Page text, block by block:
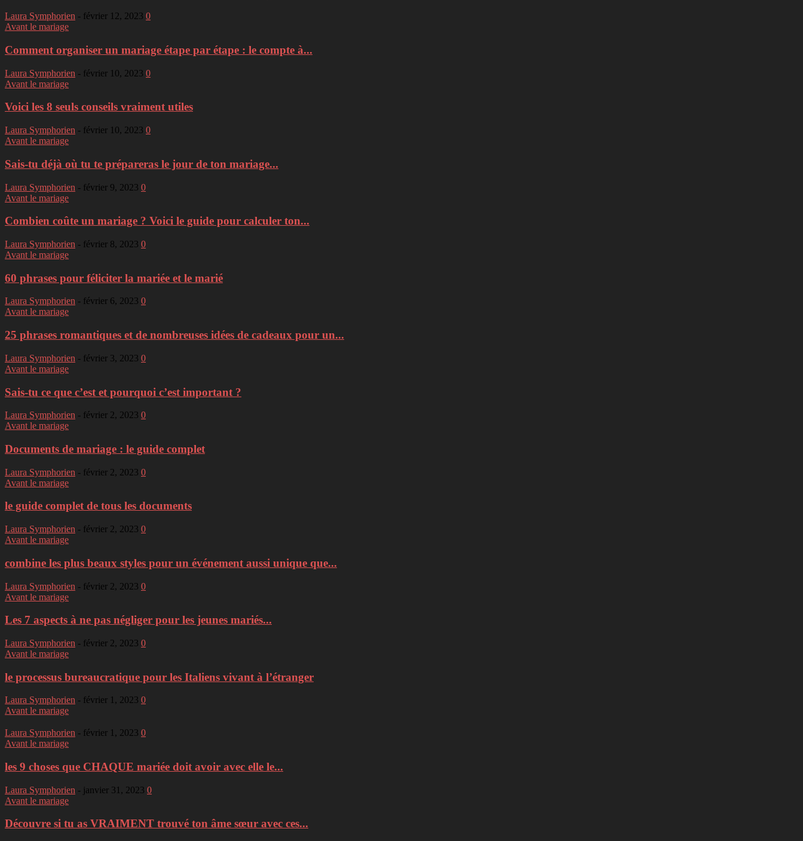
Laura Symphorien - février 12, 2023 0
Avant le mariage
Comment organiser un mariage étape par étape : le compte à...
Laura Symphorien - février 10, 2023 0
Avant le mariage
Voici les 8 seuls conseils vraiment utiles
Laura Symphorien - février 10, 2023 0
Avant le mariage
Sais-tu déjà où tu te prépareras le jour de ton mariage...
Laura Symphorien - février 9, 2023 0
Avant le mariage
Combien coûte un mariage ? Voici le guide pour calculer ton...
Laura Symphorien - février 8, 2023 0
Avant le mariage
60 phrases pour féliciter la mariée et le marié
Laura Symphorien - février 6, 2023 0
Avant le mariage
25 phrases romantiques et de nombreuses idées de cadeaux pour un...
Laura Symphorien - février 3, 2023 0
Avant le mariage
Sais-tu ce que c’est et pourquoi c’est important ?
Laura Symphorien - février 2, 2023 0
Avant le mariage
Documents de mariage : le guide complet
Laura Symphorien - février 2, 2023 0
Avant le mariage
le guide complet de tous les documents
Laura Symphorien - février 2, 2023 0
Avant le mariage
combine les plus beaux styles pour un événement aussi unique que...
Laura Symphorien - février 2, 2023 0
Avant le mariage
Les 7 aspects à ne pas négliger pour les jeunes mariés...
Laura Symphorien - février 2, 2023 0
Avant le mariage
le processus bureaucratique pour les Italiens vivant à l’étranger
Laura Symphorien - février 1, 2023 0
Avant le mariage
Laura Symphorien - février 1, 2023 0
Avant le mariage
les 9 choses que CHAQUE mariée doit avoir avec elle le...
Laura Symphorien - janvier 31, 2023 0
Avant le mariage
Découvre si tu as VRAIMENT trouvé ton âme sœur avec ces...